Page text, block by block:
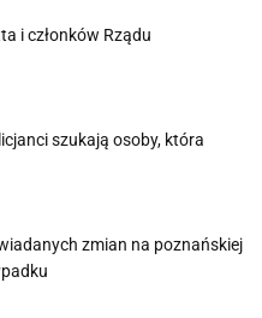
i członków Rządu
szukają osoby, która
zmian na poznańskiej